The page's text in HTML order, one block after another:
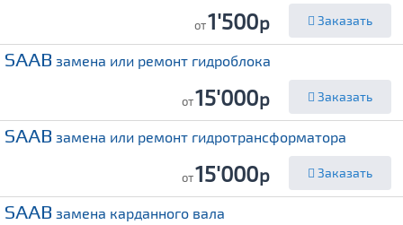
от1'500р Заказать
SAAB замена или ремонт гидроблока
от15'000р Заказать
SAAB замена или ремонт гидротрансформатора
от15'000р Заказать
SAAB замена карданного вала